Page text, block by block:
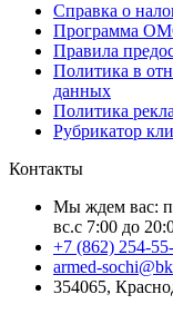
Справка о
Программа
Правила
Политика в
данных
Политика
Рубрикатор
Контакты
Мы ждем вас:
вс.с 7:00 до
+7 (862) 254-
armed-
354065,